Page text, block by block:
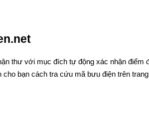
thư với mục đích tự động xác nhận điểm
bạn cách tra cứu mã bưu điện trên trang